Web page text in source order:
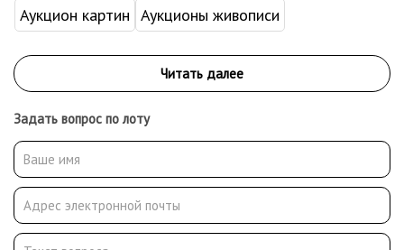
Аукцион картин Аукционы живописи
Задать вопрос по лоту